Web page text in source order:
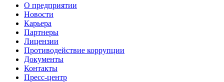
О предприятии
Новости
Карьера
Партнеры
Лицензии
Противодействие коррупции
Документы
Контакты
Пресс-центр